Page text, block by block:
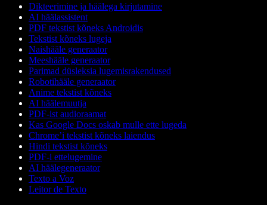
Dikteerimine ja häälega kirjutamine
AI häälassistent
PDF tekstist kõneks Androidis
Tekstist kõneks lugeja
Naishääle generaator
Meeshääle generaator
Parimad düsleksia lugemisrakendused
Robotihääle generaator
Anime tekstist kõneks
AI häälemuutja
PDF-ist audioraamat
Kas Google Docs oskab mulle ette lugeda
Chrome’i tekstist kõneks laiendus
Hindi tekstist kõneks
PDF-i ettelugemine
AI häälegeneraator
Texto a Voz
Leitor de Texto